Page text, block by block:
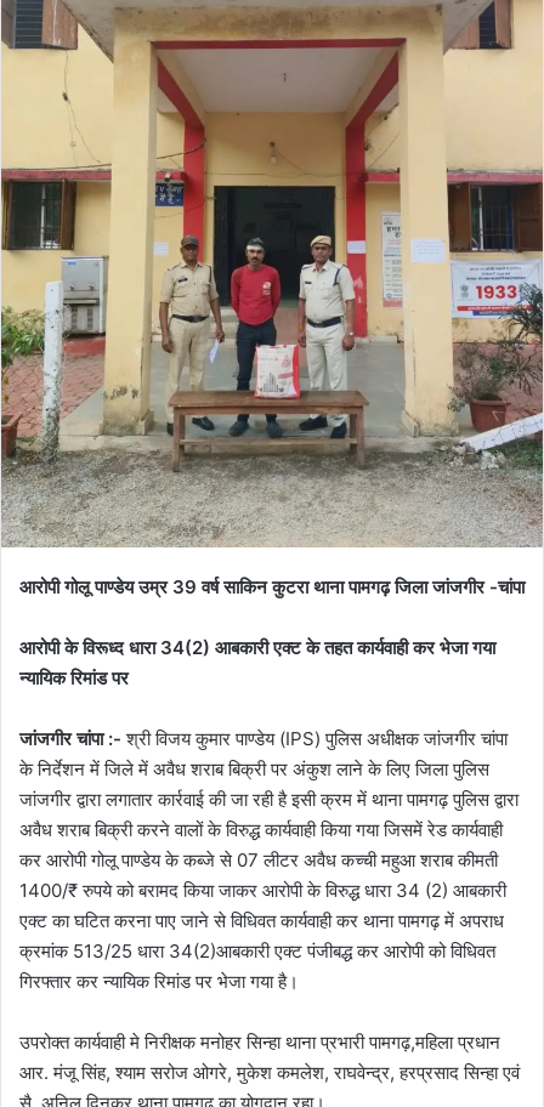
आरोपी गोलू पाण्डेय उम्र 39 वर्ष साकिन कुटरा थाना पामगढ़ जिला जांजगीर -चांपा
आरोपी के विरूध्द धारा 34(2) आबकारी एक्ट के तहत कार्यवाही कर भेजा गया
न्यायिक रिमांड पर
जांजगीर चांपा :- श्री विजय कुमार पाण्डेय (IPS) पुलिस अधीक्षक जांजगीर चांपा
के निर्देशन में जिले में अवैध शराब बिक्री पर अंकुश लाने के लिए जिला पुलिस
जांजगीर द्वारा लगातार कार्रवाई की जा रही है इसी क्रम में थाना पामगढ़ पुलिस द्वारा
अवैध शराब बिक्री करने वालों के विरुद्ध कार्यवाही किया गया जिसमें रेड कार्यवाही
कर आरोपी गोलू पाण्डेय के कब्जे से 07 लीटर अवैध कच्ची महुआ शराब कीमती
1400/₹ रुपये को बरामद किया जाकर आरोपी के विरुद्ध धारा 34 (2) आबकारी
एक्ट का घटित करना पाए जाने से विधिवत कार्यवाही कर थाना पामगढ़ में अपराध
क्रमांक 513/25 धारा 34(2)आबकारी एक्ट पंजीबद्ध कर आरोपी को विधिवत
गिरफ्तार कर न्यायिक रिमांड पर भेजा गया है।
उपरोक्त कार्यवाही मे निरीक्षक मनोहर सिन्हा थाना प्रभारी पामगढ़,महिला प्रधान
आर. मंजू सिंह, श्याम सरोज ओगरे, मुकेश कमलेश, राघवेन्द्र, हरप्रसाद सिन्हा एवं